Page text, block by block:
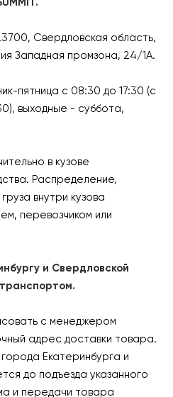
Свердловская область,
Западная промзона, 24/1А.
пятница с 08:30 до 17:30 (с
выходные - суббота,
в кузове
Распределение,
внутри кузова
перевозчиком или
и Свердловской
с менеджером
адрес доставки товара.
Екатеринбурга и
до подъезда указанного
и передачи товара